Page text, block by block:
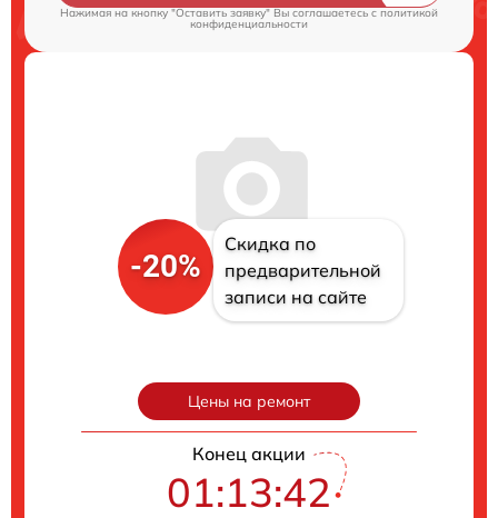
Нажимая на кнопку "Оставить заявку" Вы соглашаетесь cполитикой
конфиденциальности
-20%
Скидка по
предварительной
записи на сайте
Цены на ремонт
Конец акции
01:13:42